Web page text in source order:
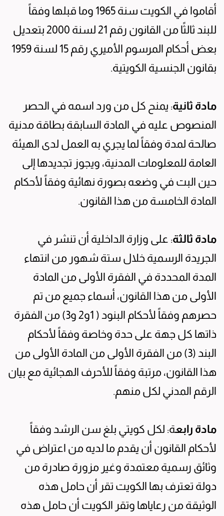
أقاموا في الكويت سنة 1965 وما قبلها وفقاً
للبند ثالثًا من القانون رقم 21 لسنة 2000 بتعديل
بعض أحكام المرسوم الأميري رقم 15 لسنة 1959
بقانون الجنسية الكويتية.
مادة ثانية: يمنح كل من ورد اسمه في الحصر
المنصوص عليه في المادة السابقة بطاقة مدنية
صالحة لمدة وفقاً لما يجري به العمل لدى الهيئة
العامة للمعلومات المدنية، ويجوز تجديدها إلى
حين البت في وضعه بصورة نهائية وفقاً لأحكام
المادة الخامسة من هذا القانون.
مادة ثالثة: على وزارة الداخلية أن تنشر في
الجريدة الرسمية خلال ستة شهور من انتهاء
المدة المحددة في الفقرة الأولى من المادة
الأولى من هذا القانون، أسماء جميع من تم
حصرهم وفقاً لأحكام البنود ( 1و2 و3) من الفقرة
ذاتها كل جهة على حدة وخاصة وفقاً لأحكام
البند (3) من الفقرة الأولى من المادة الأولى من
هذا القانون، مرتبة وفقاً للأحرف الهجائية مع بيان
الرقم المدني لكل منهم.
مادة رابعة: لكل كويتي بلغ سن الرشد وفقاً
لأحكام القانون أن يقدم ما لديه من اعتراض في
وثائق رسمية معتمدة وغير مزورة صادرة من
دولة تعترف بها الكويت تقر أن حامل هذه
الوثيقة من رعاياها وتقر الكويت أن حامل هذه